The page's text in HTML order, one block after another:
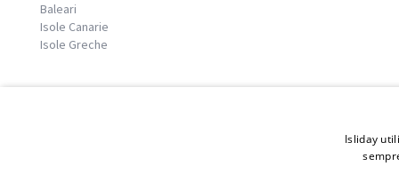
Baleari
Isole Canarie
Isole Greche
© 2026 Copyright GATE S.r.l - Via G. Cacciò 5 - 57034 Portoferraio -
Isliday